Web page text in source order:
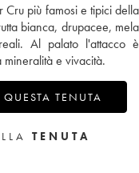
Cru più famosi e tipici della
bianca, drupacee, mela
Al palato l'attacco è
e vivacità.
TENUTA
TENUTA